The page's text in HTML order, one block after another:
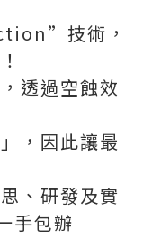
技術，
透過空蝕效
，因此讓最
、研發及實
手包辦